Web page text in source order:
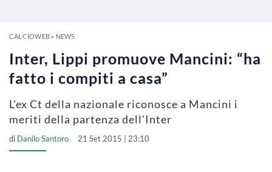
CALCIOWEB» NEWS
Inter, Lippi promuove Mancini: “ha
fatto i compiti a casa”
L'ex Ct della nazionale riconosce a Mancini i
meriti della partenza dell'Inter
di Danilo Santoro 21 Set 2015 | 23:10